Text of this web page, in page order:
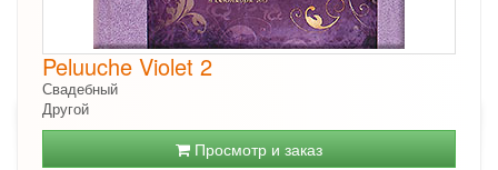
Peluuche Violet 2
Свадебный
Другой
Просмотр и заказ